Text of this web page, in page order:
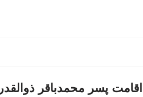
اقامت پسر محمدباقر ذوالقدر